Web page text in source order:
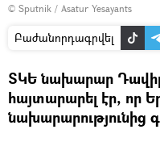
© Sputnik / Asatur Yesayants
Բաժանորդագրվել
ՏԿԵ նախարար
հայտարարել էր, որ
նախարարությունից